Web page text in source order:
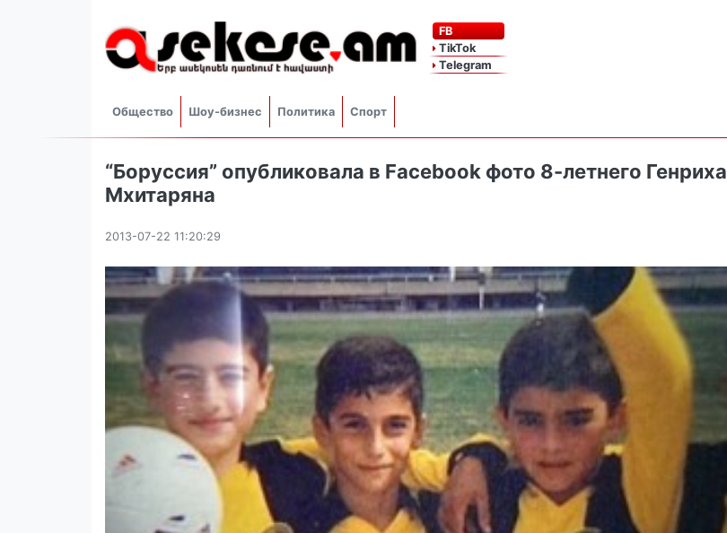
FB
TikTok
Telegram
Общество Шоу-бизнес Политика Спорт
“Боруссия” опубликовала в Facebook фото 8-летнего Генриха
Мхитаряна
2013-07-22 11:20:29